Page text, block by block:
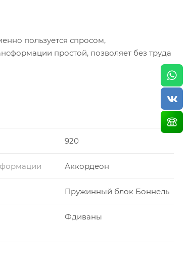
недорогой выкатной диван "Гранд-2" со столиком неизменно пользуется спросом,
простой, позволяет без труда
920
Аккордеон
Пружинный блок Боннель
Фдиваны